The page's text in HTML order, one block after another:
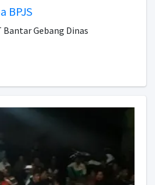
BPJS
Gebang Dinas